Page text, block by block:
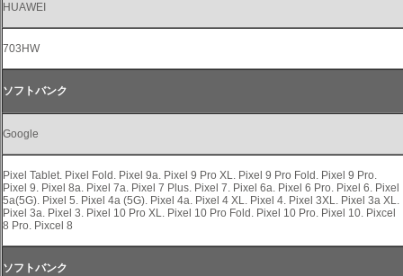
HUAWEI
703HW
ソフトバンク
Google
Pixel Tablet. Pixel Fold. Pixel 9a. Pixel 9 Pro XL. Pixel 9 Pro Fold. Pixel 9 Pro.
Pixel 9. Pixel 8a. Pixel 7a. Pixel 7 Plus. Pixel 7. Pixel 6a. Pixel 6 Pro. Pixel 6. Pixel
5a(5G). Pixel 5. Pixel 4a (5G). Pixel 4a. Pixel 4 XL. Pixel 4. Pixel 3XL. Pixel 3a XL.
Pixel 3a. Pixel 3. Pixel 10 Pro XL. Pixel 10 Pro Fold. Pixel 10 Pro. Pixel 10. Pixcel
8 Pro. Pixcel 8
ソフトバンク